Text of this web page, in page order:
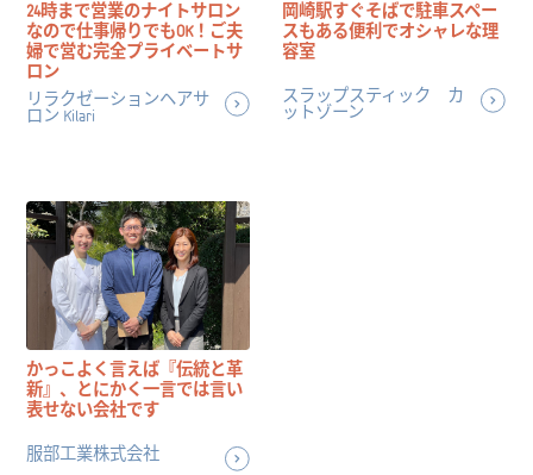
24時まで営業のナイトサロン
なので仕事帰りでもOK！ご夫
婦で営む完全プライベートサ
ロン
リラクゼーションヘアサ
ロン Kilari
岡崎駅すぐそばで駐車スペー
スもある便利でオシャレな理
容室
スラップスティック カ
ットゾーン
かっこよく言えば『伝統と革
新』、とにかく一言では言い
表せない会社です
服部工業株式会社